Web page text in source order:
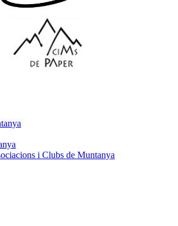
i Clubs de Muntanya